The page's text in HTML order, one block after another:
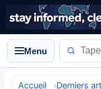
Menu
Accueil Derniers